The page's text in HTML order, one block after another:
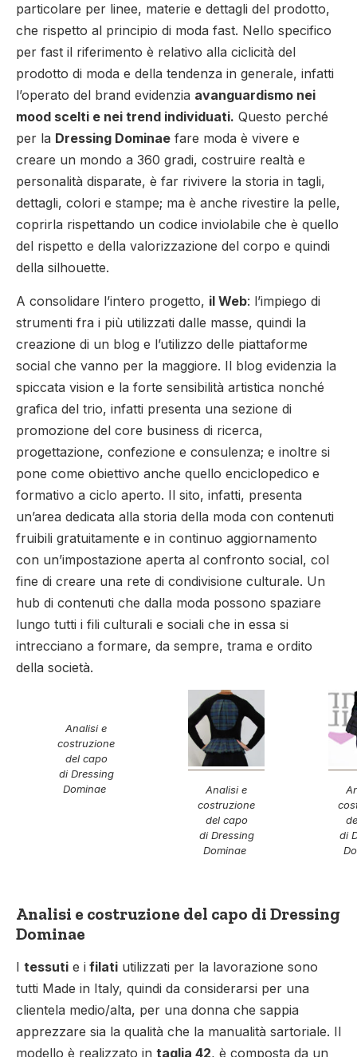
particolare per linee, materie e dettagli del prodotto,
che rispetto al principio di moda fast. Nello specifico
per fast il riferimento è relativo alla ciclicità del
prodotto di moda e della tendenza in generale, infatti
l’operato del brand evidenzia avanguardismo nei
mood scelti e nei trend individuati. Questo perché
per la Dressing Dominae fare moda è vivere e
creare un mondo a 360 gradi, costruire realtà e
personalità disparate, è far rivivere la storia in tagli,
dettagli, colori e stampe; ma è anche rivestire la pelle,
coprirla rispettando un codice inviolabile che è quello
del rispetto e della valorizzazione del corpo e quindi
della silhouette.
A consolidare l’intero progetto, il Web: l’impiego di
strumenti fra i più utilizzati dalle masse, quindi la
creazione di un blog e l’utilizzo delle piattaforme
social che vanno per la maggiore. Il blog evidenzia la
spiccata vision e la forte sensibilità artistica nonché
grafica del trio, infatti presenta una sezione di
promozione del core business di ricerca,
progettazione, confezione e consulenza; e inoltre si
pone come obiettivo anche quello enciclopedico e
formativo a ciclo aperto. Il sito, infatti, presenta
un’area dedicata alla storia della moda con contenuti
fruibili gratuitamente e in continuo aggiornamento
con un’impostazione aperta al confronto social, col
fine di creare una rete di condivisione culturale. Un
hub di contenuti che dalla moda possono spaziare
lungo tutti i fili culturali e sociali che in essa si
intrecciano a formare, da sempre, trama e ordito
della società.
Analisi e
costruzione
del capo
di Dressing
Dominae
Analisi e
costruzione
del capo
di Dressing
Dominae
di
Analisi e costruzione del capo di Dressing
Dominae
I tessuti e i filati utilizzati per la lavorazione sono
tutti Made in Italy, quindi da considerarsi per una
clientela medio/alta, per una donna che sappia
apprezzare sia la qualità che la manualità sartoriale. Il
modello è realizzato in taglia 42, è composta da un